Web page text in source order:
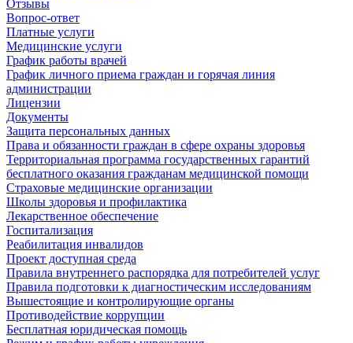
Отзывы
Вопрос-ответ
Платные услуги
Медицинские услуги
График работы врачей
График личного приема граждан и горячая линия
администрации
Лицензии
Документы
Защита персональных данных
Права и обязанности граждан в сфере охраны здоровья
Территориальная программа государственных гарантий
бесплатного оказания гражданам медицинской помощи
Страховые медицинские организации
Школы здоровья и профилактика
Лекарственное обеспечение
Госпитализация
Реабилитация инвалидов
Проект доступная среда
Правила внутреннего распорядка для потребителей услуг
Правила подготовки к диагностическим исследованиям
Вышестоящие и контролирующие органы
Противодействие коррупции
Бесплатная юридическая помощь